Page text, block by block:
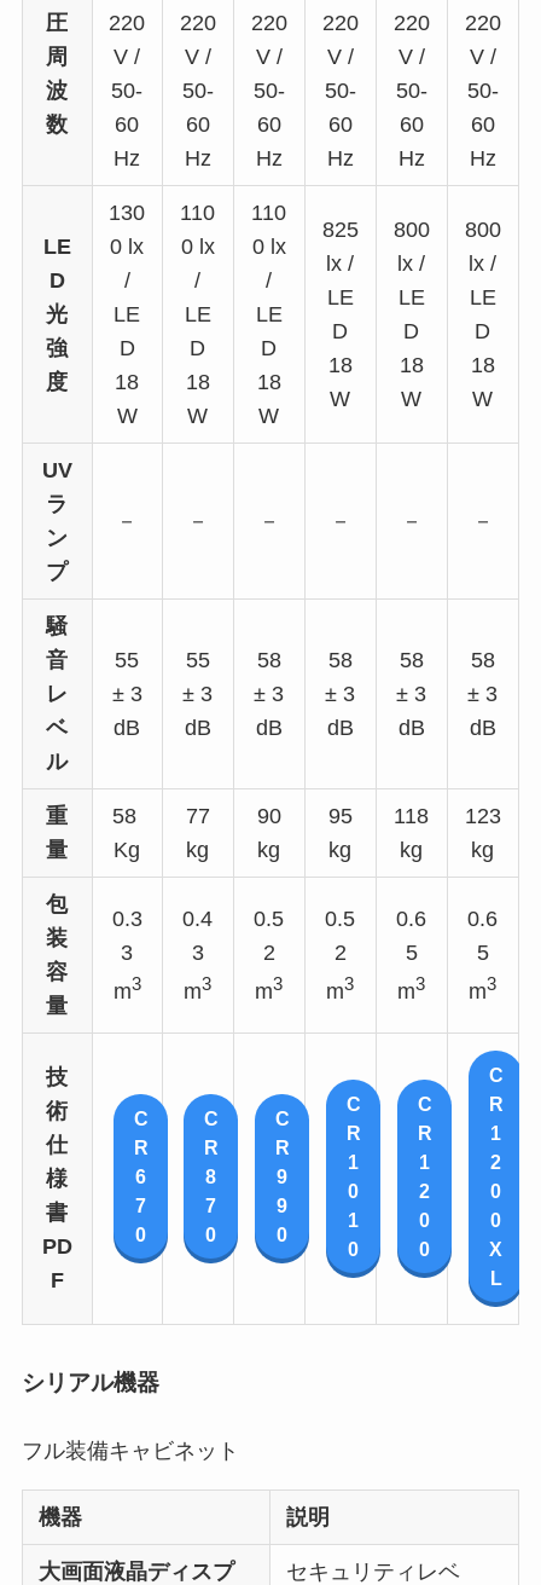
圧
周
波
数
220
V /
50-
60
Hz
220
V /
50-
60
Hz
220
V /
50-
60
Hz
220
V /
50-
60
Hz
220
V /
50-
60
Hz
220
V /
50-
60
Hz
LE
D
光
強
度
130
0 lx
/
LE
D
18
W
110
0 lx
/
LE
D
18
W
110
0 lx
/
LE
D
18
W
825
lx /
LE
D
18
W
800
lx /
LE
D
18
W
800
lx /
LE
D
18
W
UV
ラ
ン
プ
－ － － － － －
騒
音
レ
ベ
ル
55
± 3
dB
55
± 3
dB
58
± 3
dB
58
± 3
dB
58
± 3
dB
58
± 3
dB
重
量
58
Kg
77
kg
90
kg
95
kg
118
kg
123
kg
包
装
容
量
0.3
3
m3
0.4
3
m3
0.5
2
m3
0.5
2
m3
0.6
5
m3
0.6
5
m3
技
術
仕
様
書
PD
F
C
R
6
7
0
C
R
8
7
0
C
R
9
9
0
C
R
1
0
1
0
C
R
1
2
0
0
C
R
1
2
0
0
X
L
シリアル機器
フル装備キャビネット
機器 説明
大画面液晶ディスプ
セキュリティレベ